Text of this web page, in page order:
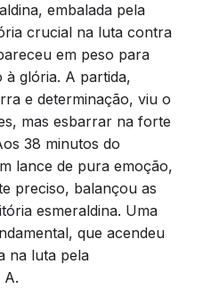
embalada pela
crucial na luta contra
em peso para
glória. A partida,
e determinação, viu o
mas esbarrar na forte
38 minutos do
lance de pura emoção,
preciso, balançou as
esmeraldina. Uma
que acendeu
na luta pela
A.